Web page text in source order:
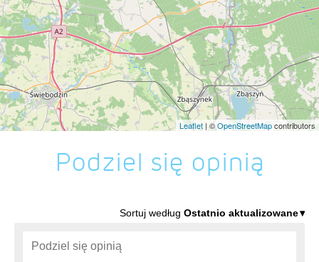
Leaflet | ©OpenStreetMapcontributors
Podziel się opinią